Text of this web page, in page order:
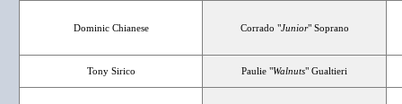
Dominic Chianese Corrado "Junior" Soprano
Tony Sirico Paulie "Walnuts" Gualtieri